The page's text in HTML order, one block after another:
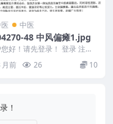
中医
48 中风偏瘫1.jpg
好！请先登录！ 登录 注册
偏瘫1.jpg 2604270-48 以下...
月前 26 10
！